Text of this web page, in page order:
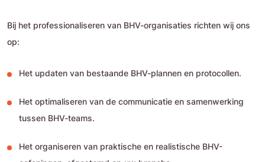
Bij het professionaliseren van BHV-organisaties richten wij ons
op:
Het updaten van bestaande BHV-plannen en protocollen.
Het optimaliseren van de communicatie en samenwerking
tussen BHV-teams.
Het organiseren van praktische en realistische BHV-